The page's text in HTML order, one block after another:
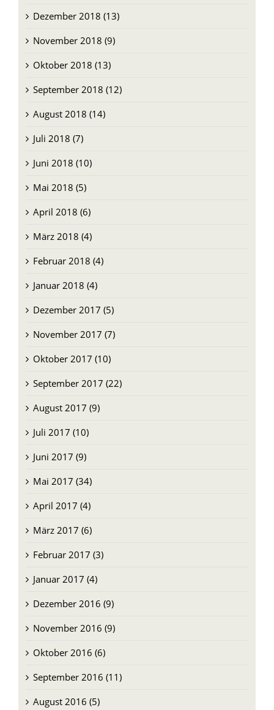
Dezember 2018 (13)
November 2018 (9)
Oktober 2018 (13)
September 2018 (12)
August 2018 (14)
Juli 2018 (7)
Juni 2018 (10)
Mai 2018 (5)
April 2018 (6)
März 2018 (4)
Februar 2018 (4)
Januar 2018 (4)
Dezember 2017 (5)
November 2017 (7)
Oktober 2017 (10)
September 2017 (22)
August 2017 (9)
Juli 2017 (10)
Juni 2017 (9)
Mai 2017 (34)
April 2017 (4)
März 2017 (6)
Februar 2017 (3)
Januar 2017 (4)
Dezember 2016 (9)
November 2016 (9)
Oktober 2016 (6)
September 2016 (11)
August 2016 (5)